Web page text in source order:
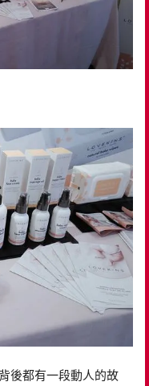
後都有一段動人的故